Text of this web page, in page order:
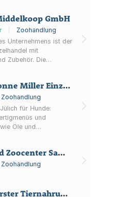
im Bereich Heimtier
sämtlicher damit im
stehender
Gesellschaft kann
gleicher
GmbH
Zoohandlung
Unternehmens ist der
mit
Zubehör. Die
dienen, zu
zu übernehmen. Die
ferner berechtigt,
im In- und
Nadine Yvonne Miller Einzelhandel mit Tierfutter Fressbarf
Zoohandlung
für Hunde:
und
Öle und
Garten- und Zoocenter Samen Mack, Inh. Ralf Wirtz e.K.
Zoohandlung
Katina Kaarster Tiernahrungs- und Zubehörcenter Inh. Hartmut Kreuzer